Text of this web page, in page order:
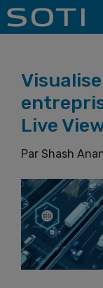
Live
Par Shash